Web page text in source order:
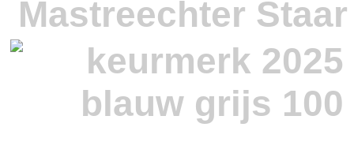
Mastreechter Staar